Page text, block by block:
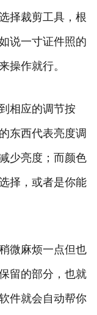
择裁剪工具，根
说一寸证件照的
操作就行。
相应的调节按
东西代表亮度调
少亮度；而颜色
择，或者是你能
微麻烦一点但也
留的部分，也就
件就会自动帮你